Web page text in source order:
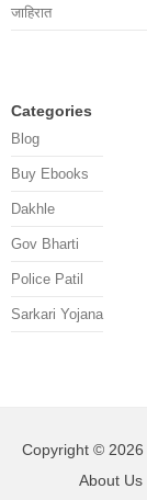
जाहिरात
Categories
Blog
Buy Ebooks
Dakhle
Gov Bharti
Police Patil
Sarkari Yojana
Copyright © 2026
About Us